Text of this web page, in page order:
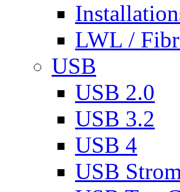
LWL /
USB
USB 2.0
USB 3.2
USB 4
USB